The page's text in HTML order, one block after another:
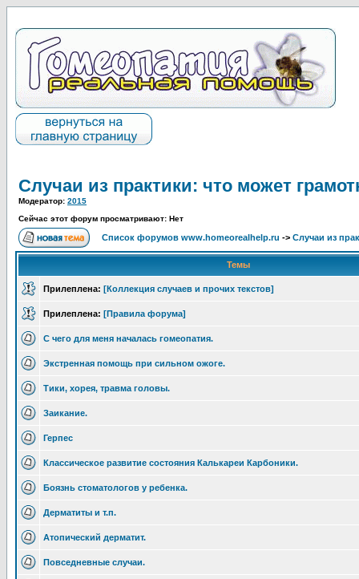
Случаи из практики: что может
Модератор: 2015
Сейчас этот форум просматривают: Нет
Список форумов www.homeorealhelp.ru -> Случаи из
Темы
Прилеплена: [Коллекция случаев и прочих текстов]
Прилеплена: [Правила форума]
С чего для меня началась гомеопатия.
Экстренная помощь при сильном ожоге.
Тики, хорея, травма головы.
Заикание.
Герпес
Классическое развитие состояния Калькареи Карбоники.
Боязнь стоматологов у ребенка.
Дерматиты и т.п.
Атопический дерматит.
Повседневные случаи.